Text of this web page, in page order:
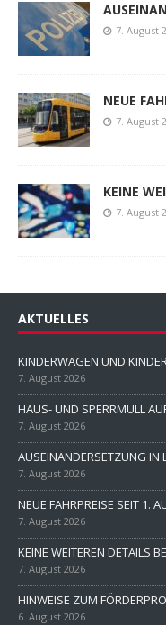
7. August
NEUE
7. August
KEINE
7. August
AKTUELLES
KINDERWAGEN UND
7. August 2026
HAUS- UND SPERRMÜLL
7. August 2026
AUSEINANDERSETZUNG IN
7. August 2026
NEUE FAHRPREISE SEIT 1.
7. August 2026
KEINE WEITEREN DETAILS
7. August 2026
HINWEISE ZUM
6. August 2026